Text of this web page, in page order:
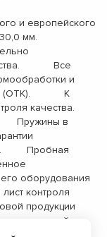
и европейского
до 30,0 мм.
Все
и
(ОТК). К
качества.
Пружины в
4. Пробная
оборудования
контроля
продукции